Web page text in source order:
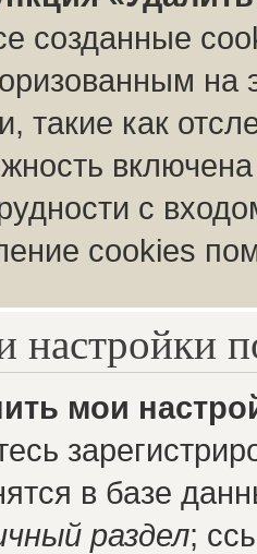
созданные
такие как
с
cookies
мои
в базе
раздел;